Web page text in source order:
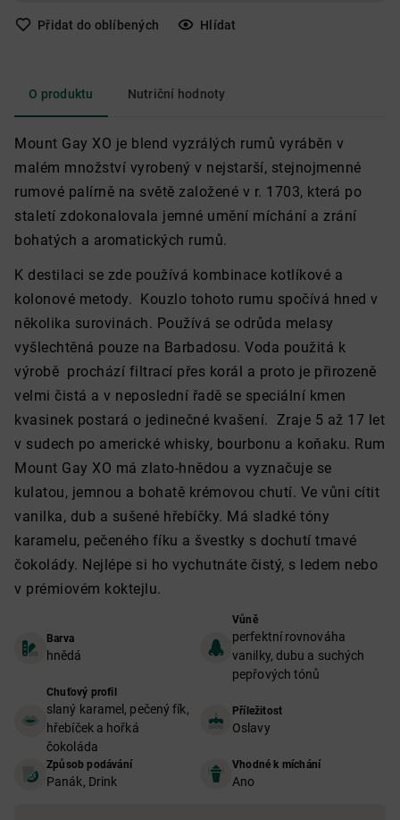
Přidat do oblíbených Hlídat
O produktu Nutriční hodnoty
Mount Gay XO je blend vyzrálých rumů vyráběn v
malém množství vyrobený v nejstarší, stejnojmenné
rumové palírně na světě založené v r. 1703, která po
staletí zdokonalovala jemné umění míchání a zrání
bohatých a aromatických rumů.
K destilaci se zde používá kombinace kotlíkové a
kolonové metody. Kouzlo tohoto rumu spočívá hned v
několika surovinách. Používá se odrůda melasy
vyšlechtěná pouze na Barbadosu. Voda použitá k
výrobě prochází filtrací přes korál a proto je přirozeně
velmi čistá a v neposlední řadě se speciální kmen
kvasinek postará o jedinečné kvašení. Zraje 5 až 17 let
v sudech po americké whisky, bourbonu a koňaku. Rum
Mount Gay XO má zlato-hnědou a vyznačuje se
kulatou, jemnou a bohatě krémovou chutí. Ve vůni cítit
vanilka, dub a sušené hřebíčky. Má sladké tóny
karamelu, pečeného fíku a švestky s dochutí tmavé
čokolády. Nejlépe si ho vychutnáte čistý, s ledem nebo
v prémiovém koktejlu.
Barva
hnědá
Vůně
perfektní rovnováha
vanilky, dubu a suchých
pepřových tónů
Chuťový profil
slaný karamel, pečený fík,
hřebíček a hořká
čokoláda
Příležitost
Oslavy
Způsob podávání
Panák, Drink
Vhodné k míchání
Ano